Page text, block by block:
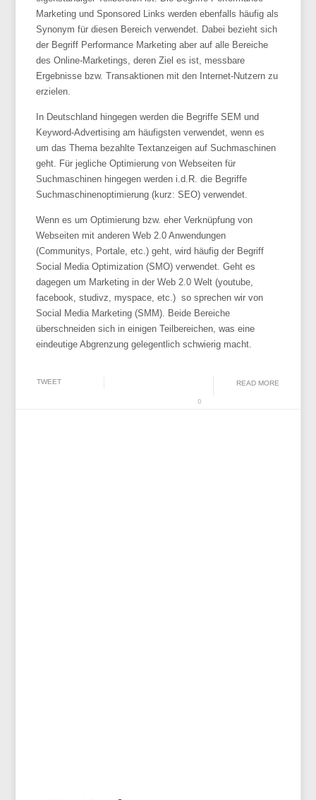
Marketing und Sponsored Links werden ebenfalls häufig als
Synonym für diesen Bereich verwendet. Dabei bezieht sich
der Begriff Performance Marketing aber auf alle Bereiche
des Online-Marketings, deren Ziel es ist, messbare
Ergebnisse bzw. Transaktionen mit den Internet-Nutzern zu
erzielen.
In Deutschland hingegen werden die Begriffe SEM und
Keyword-Advertising am häufigsten verwendet, wenn es
um das Thema bezahlte Textanzeigen auf Suchmaschinen
geht. Für jegliche Optimierung von Webseiten für
Suchmaschinen hingegen werden i.d.R. die Begriffe
Suchmaschinenoptimierung (kurz: SEO) verwendet.
Wenn es um Optimierung bzw. eher Verknüpfung von
Webseiten mit anderen Web 2.0 Anwendungen
(Communitys, Portale, etc.) geht, wird häufig der Begriff
Social Media Optimization (SMO) verwendet. Geht es
dagegen um Marketing in der Web 2.0 Welt (youtube,
facebook, studivz, myspace, etc.) so sprechen wir von
Social Media Marketing (SMM). Beide Bereiche
überschneiden sich in einigen Teilbereichen, was eine
eindeutige Abgrenzung gelegentlich schwierig macht.
TWEET READ MORE
0